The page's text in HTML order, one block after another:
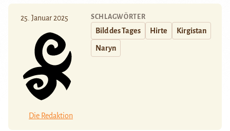
25. Januar 2025
Die Redaktion
SCHLAGWÖRTER
Bild des Tages Hirte Kirgistan
Naryn